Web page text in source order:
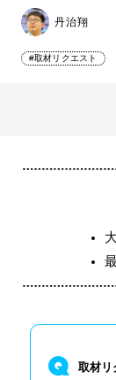
丹治翔
#取材リクエスト
取材リ